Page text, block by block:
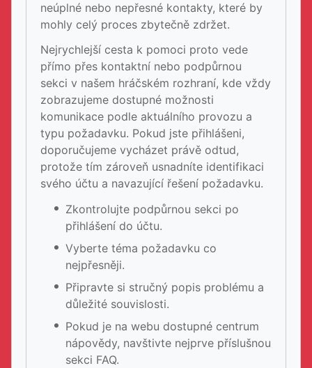
neúplné nebo nepřesné kontakty, které by
mohly celý proces zbytečně zdržet.
Nejrychlejší cesta k pomoci proto vede
přímo přes kontaktní nebo podpůrnou
sekci v našem hráčském rozhraní, kde vždy
zobrazujeme dostupné možnosti
komunikace podle aktuálního provozu a
typu požadavku. Pokud jste přihlášeni,
doporučujeme vycházet právě odtud,
protože tím zároveň usnadníte identifikaci
svého účtu a navazující řešení požadavku.
Zkontrolujte podpůrnou sekci po
přihlášení do účtu.
Vyberte téma požadavku co
nejpřesněji.
Připravte si stručný popis problému a
důležité souvislosti.
Pokud je na webu dostupné centrum
nápovědy, navštivte nejprve příslušnou
sekci FAQ.